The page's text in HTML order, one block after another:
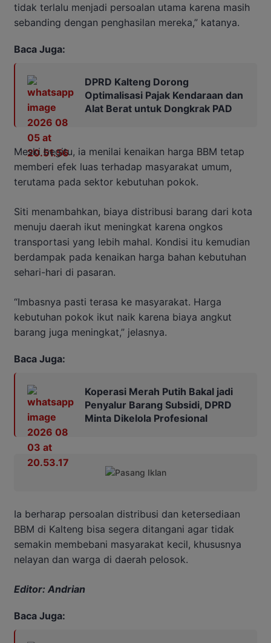
tidak terlalu menjadi persoalan utama karena masih
sebanding dengan penghasilan mereka,” katanya.
Baca Juga:
DPRD Kalteng Dorong
Optimalisasi Pajak Kendaraan dan
Alat Berat untuk Dongkrak PAD
Meski begitu, ia menilai kenaikan harga BBM tetap
memberi efek luas terhadap masyarakat umum,
terutama pada sektor kebutuhan pokok.
Siti menambahkan, biaya distribusi barang dari kota
menuju daerah ikut meningkat karena ongkos
transportasi yang lebih mahal. Kondisi itu kemudian
berdampak pada kenaikan harga bahan kebutuhan
sehari-hari di pasaran.
“Imbasnya pasti terasa ke masyarakat. Harga
kebutuhan pokok ikut naik karena biaya angkut
barang juga meningkat,” jelasnya.
Baca Juga:
Koperasi Merah Putih Bakal jadi
Penyalur Barang Subsidi, DPRD
Minta Dikelola Profesional
Ia berharap persoalan distribusi dan ketersediaan
BBM di Kalteng bisa segera ditangani agar tidak
semakin membebani masyarakat kecil, khususnya
nelayan dan warga di daerah pelosok.
Editor: Andrian
Baca Juga: